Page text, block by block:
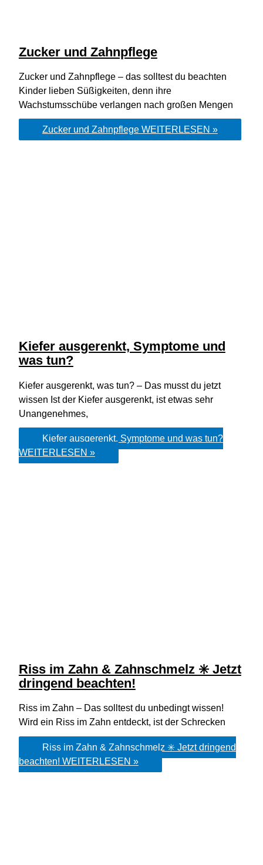
Zucker und Zahnpflege
Zucker und Zahnpflege – das solltest du beachten
Kinder lieben Süßigkeiten, denn ihre
Wachstumsschübe verlangen nach großen Mengen
Zucker und ZahnpflegeWEITERLESEN »
Kiefer ausgerenkt, Symptome und
was tun?
Kiefer ausgerenkt, was tun? – Das musst du jetzt
wissen Ist der Kiefer ausgerenkt, ist etwas sehr
Unangenehmes,
Kiefer ausgerenkt, Symptome und was tun?
WEITERLESEN »
Riss im Zahn & Zahnschmelz ✳️ Jetzt
dringend beachten!
Riss im Zahn – Das solltest du unbedingt wissen!
Wird ein Riss im Zahn entdeckt, ist der Schrecken
Riss im Zahn & Zahnschmelz ✳️ Jetzt dringend
beachten! WEITERLESEN »